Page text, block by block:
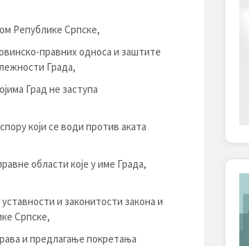
Републике Српске,
правних односа и заштите
Града,
Град не заступа
који се води против аката
области које у име Града,
и законитости закона и
Српске,
и предлагање покретања